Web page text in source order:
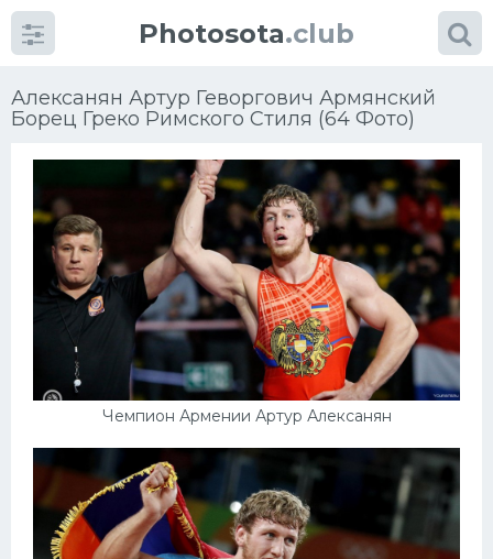
Photosota.club
Алексанян Артур Геворгович Армянский
Борец Греко Римского Стиля (64 Фото)
Чемпион Армении Артур Алексанян
КатегорииФото
Еще картинки...
Футбол
Баскетбол
Хоккей
Велогонки
Конькобежный спорт